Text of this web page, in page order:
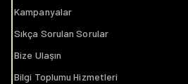
Kampanyalar
Sıkça Sorulan Sorular
Bize Ulaşın
Bilgi Toplumu Hizmetleri